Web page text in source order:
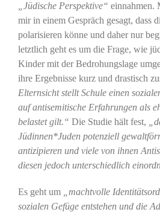
„Jüdische Perspektive“ einnahmen.
mir in einem Gespräch gesagt, dass
polarisieren könne und daher nur
letztlich geht es um die Frage, wie
Kinder mit der Bedrohungslage
ihre Ergebnisse kurz und drastisch
Elternsicht stellt Schule einen
auf antisemitische Erfahrungen als
belastet gilt.“ Die Studie hält fest,
Jüdinnen*Juden potenziell
antizipieren und viele von ihnen
diesen jedoch unterschiedlich
Es geht um
„machtvolle
sozialen Gefüge entstehen und die